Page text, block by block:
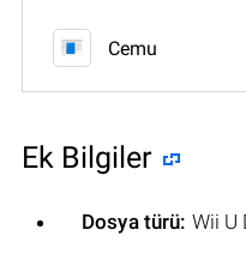
Cemu
Ek Bilgiler
Dosya türü: Wii U